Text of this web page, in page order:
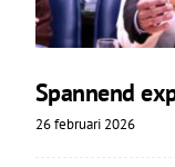
Spannend
26 februari 2026